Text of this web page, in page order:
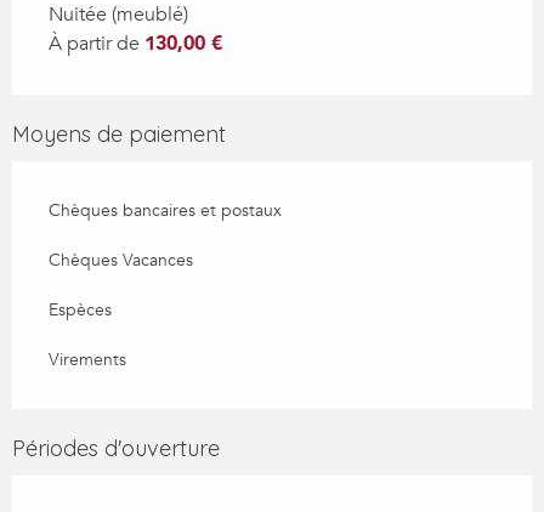
Nuitée (meublé)
À partir de 130,00 €
Moyens de paiement
Chèques bancaires et postaux
Chèques Vacances
Espèces
Virements
Périodes d'ouverture